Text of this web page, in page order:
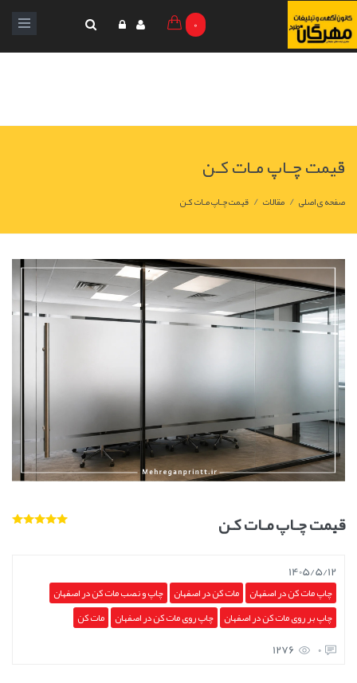
0
قیمت چـاپ مـات کـن
صفحه ی اصلی / مقالات / قیمت چـاپ مـات کـن
قیمت چـاپ مـات کـن
1405/5/12
چاپ مات کن در اصفهان مات کن در اصفهان چاپ و نصب مات کن در اصفهان
چاپ بر روی مات کن در اصفهان چاپ روی مات کن در اصفهان مات کن
0
1276